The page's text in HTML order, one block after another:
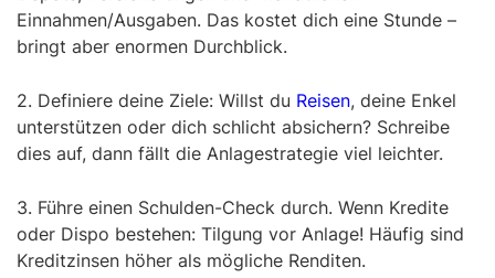
Einnahmen/Ausgaben. Das kostet dich eine Stunde –
bringt aber enormen Durchblick.
2. Definiere deine Ziele: Willst du Reisen, deine Enkel
unterstützen oder dich schlicht absichern? Schreibe
dies auf, dann fällt die Anlagestrategie viel leichter.
3. Führe einen Schulden-Check durch. Wenn Kredite
oder Dispo bestehen: Tilgung vor Anlage! Häufig sind
Kreditzinsen höher als mögliche Renditen.